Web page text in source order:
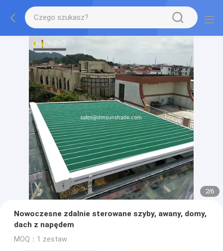
2/6
Nowoczesne zdalnie sterowane szyby, awany, domy,
dach z napędem
MOQ：1 zestaw